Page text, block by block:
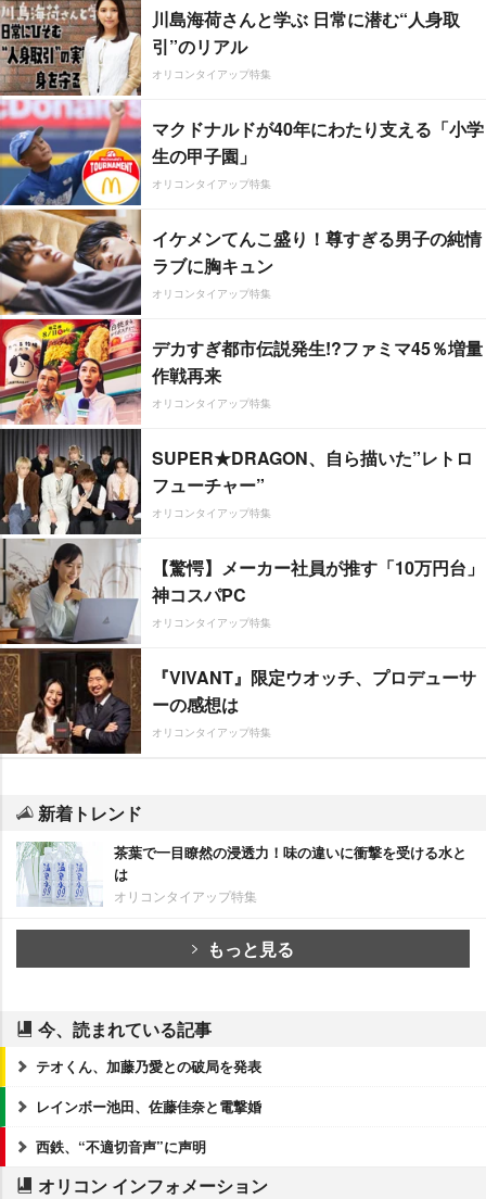
川島海荷さんと学ぶ 日常に潜む“人身取
引”のリアル
オリコンタイアップ特集
マクドナルドが40年にわたり支える「小学
生の甲子園」
オリコンタイアップ特集
イケメンてんこ盛り！尊すぎる男子の純情
ラブに胸キュン
オリコンタイアップ特集
デカすぎ都市伝説発生!?ファミマ45％増量
作戦再来
オリコンタイアップ特集
SUPER★DRAGON、自ら描いた”レトロ
フューチャー”
オリコンタイアップ特集
【驚愕】メーカー社員が推す「10万円台」
神コスパPC
オリコンタイアップ特集
『VIVANT』限定ウオッチ、プロデューサ
ーの感想は
オリコンタイアップ特集
新着トレンド
茶葉で一目瞭然の浸透力！味の違いに衝撃を受ける水と
は
オリコンタイアップ特集
もっと見る
今、読まれている記事
テオくん、加藤乃愛との破局を発表
レインボー池田、佐藤佳奈と電撃婚
西鉄、“不適切音声”に声明
オリコン インフォメーション